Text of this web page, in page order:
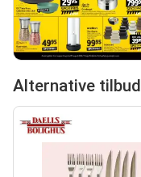
Alternative tilbud